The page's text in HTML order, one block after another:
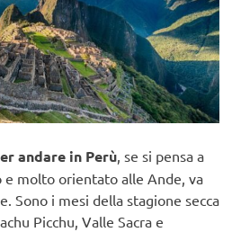
andare in Perù, se si pensa a
molto orientato alle Ande, va
Sono i mesi della stagione secca
Picchu, Valle Sacra e